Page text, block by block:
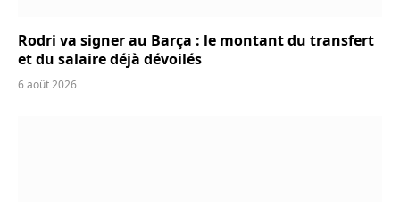
Rodri va signer au Barça : le montant du transfert
et du salaire déjà dévoilés
6 août 2026